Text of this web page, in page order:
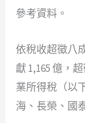
參考資料。
依稅收超徵八
獻 1,165 億，
業所得稅（以
海、長榮、國